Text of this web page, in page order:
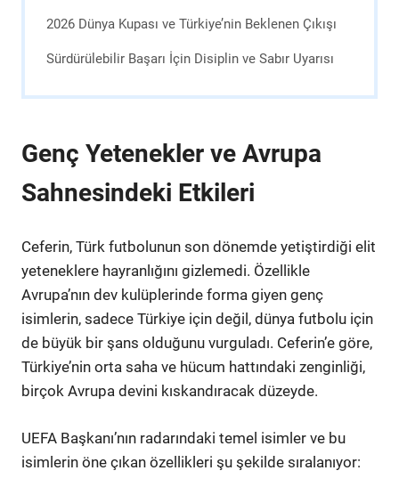
2026 Dünya Kupası ve Türkiye’nin Beklenen Çıkışı
Sürdürülebilir Başarı İçin Disiplin ve Sabır Uyarısı
Genç Yetenekler ve Avrupa
Sahnesindeki Etkileri
Ceferin, Türk futbolunun son dönemde yetiştirdiği elit
yeteneklere hayranlığını gizlemedi. Özellikle
Avrupa’nın dev kulüplerinde forma giyen genç
isimlerin, sadece Türkiye için değil, dünya futbolu için
de büyük bir şans olduğunu vurguladı. Ceferin’e göre,
Türkiye’nin orta saha ve hücum hattındaki zenginliği,
birçok Avrupa devini kıskandıracak düzeyde.
UEFA Başkanı’nın radarındaki temel isimler ve bu
isimlerin öne çıkan özellikleri şu şekilde sıralanıyor: